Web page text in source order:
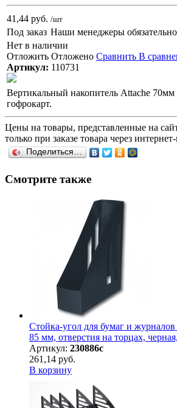
41,44 руб. /шт
Под заказ Наши менеджеры
Нет в наличии
Отложить Отложено Сравнить В
Артикул: 110731
Вертикальный накопитель Attache 70мм
гофрокарт.
Цены на товары, представленные на
только при заказе товара через
Поделиться…
Смотрите также
Стойка-угол для бумаг и
85 мм, отверстия на торцах,
Артикул: 230886с
261,14 руб.
В корзину